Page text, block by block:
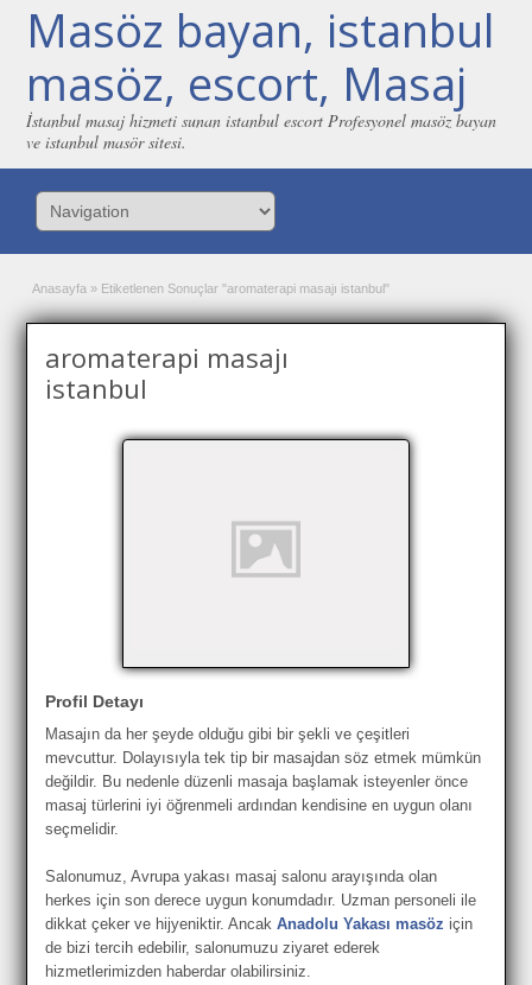
Masöz bayan, istanbul
masöz, escort, Masaj
İstanbul masaj hizmeti sunan istanbul escort Profesyonel masöz bayan
ve istanbul masör sitesi.
Anasayfa » Etiketlenen Sonuçlar "aromaterapi masajı istanbul"
aromaterapi masajı
istanbul
Profil Detayı
Masajın da her şeyde olduğu gibi bir şekli ve çeşitleri
mevcuttur. Dolayısıyla tek tip bir masajdan söz etmek mümkün
değildir. Bu nedenle düzenli masaja başlamak isteyenler önce
masaj türlerini iyi öğrenmeli ardından kendisine en uygun olanı
seçmelidir.
Salonumuz, Avrupa yakası masaj salonu arayışında olan
herkes için son derece uygun konumdadır. Uzman personeli ile
dikkat çeker ve hijyeniktir. AncakAnadolu Yakası masöz için
de bizi tercih edebilir, salonumuzu ziyaret ederek
hizmetlerimizden haberdar olabilirsiniz.